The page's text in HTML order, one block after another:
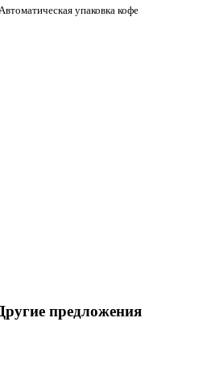
Автоматическая упаковка кофе
предложения